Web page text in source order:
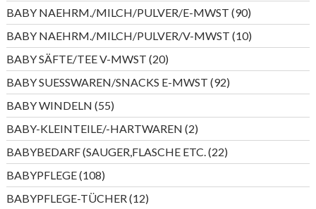
Produkte
BABY NAEHRM./MILCH/PULVER/E-MWST 9090
Produkte
BABY NAEHRM./MILCH/PULVER/V-MWST 1010
Produkte
BABY SÄFTE/TEE V-MWST 2020
Produkte
BABY SUESSWAREN/SNACKS E-MWST 9292
Produkte
BABY WINDELN 5555
Produkte
BABY-KLEINTEILE/-HARTWAREN 22
Produkte
BABYBEDARF (SAUGER,FLASCHE ETC. 2222
Produkte
BABYPFLEGE 108108
Produkte
BABYPFLEGE-TÜCHER 1212